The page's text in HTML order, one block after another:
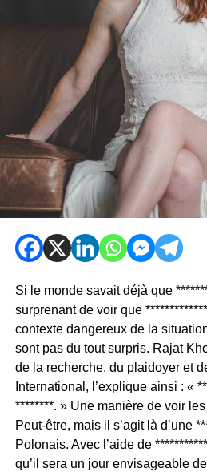
Si le monde savait déjà que
surprenant de voir que
contexte dangereux de la
sont pas du tout surpris. Rajat
de la recherche, du plaidoyer et
International, l’explique ainsi : «
********. » Une manière de voir
Peut-être, mais il s’agit là d’une
Polonais. Avec l’aide de
qu’il sera un jour envisageable